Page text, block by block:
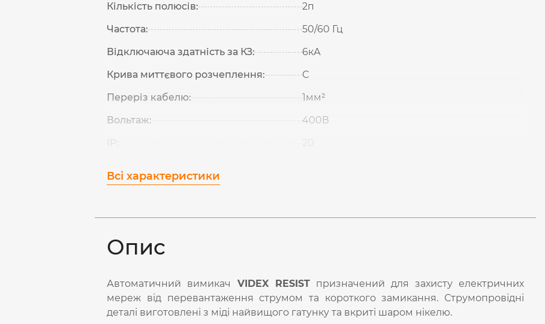
Кількість полюсів:
2п
Частота:
50/60 Гц
Відключаюча здатність за КЗ:
6кА
Крива миттєвого розчеплення:
С
Переріз кабелю:
1мм²
Вольтаж:
400В
Всі характеристики
Опис
Автоматичний вимикач VIDEX RESIST призначений для захисту електричних
мереж від перевантаження струмом та короткого замикання. Струмопровідні
деталі виготовлені з міді найвищого гатунку та вкриті шаром нікелю.